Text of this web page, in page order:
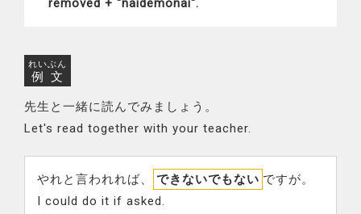
removed + "naidemonai".
例文
れいぶん
先生と一緒に読んでみましょう。
Let's read together with your teacher.
やれと言われれば、 できないでもない ですが。
I could do it if asked.